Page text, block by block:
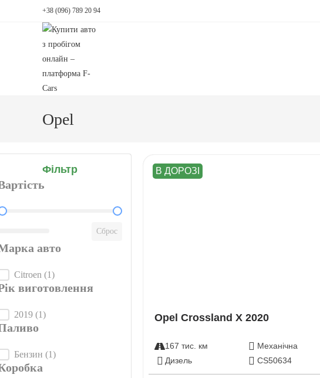
+38 (096) 789 20 94
Opel
Фільтр
Сброс
авто
авто
Citroen (1)
виготовлення
виготовлення
2019 (1)
Бензин (1)
Opel Crossland X 2020
В ДОРОЗІ
167 тис. км
Механiчна
Дизель
CS50634